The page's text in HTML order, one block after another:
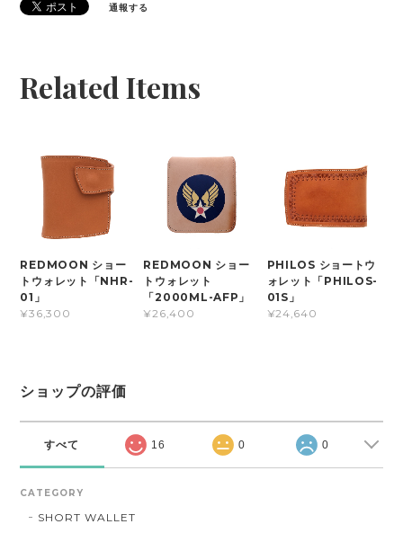
通報する
Related Items
REDMOON ショー
トウォレット「NHR-
01」
¥36,300
REDMOON ショー
トウォレット
「2000ML-AFP」
¥26,400
PHILOS ショートウ
ォレット「PHILOS-
01S」
¥24,640
ショップの評価
すべて 16 0 0
CATEGORY
SHORT WALLET